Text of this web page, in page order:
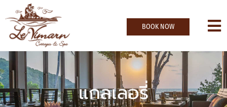
BOOK NOW
แกลเลอรี่